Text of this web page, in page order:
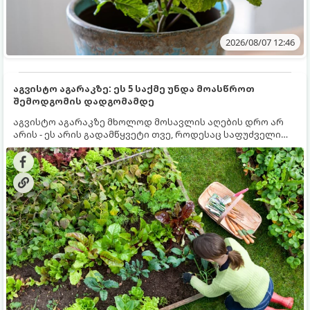
2026/08/07 12:46
აგვისტო აგარაკზე: ეს 5 საქმე უნდა მოასწროთ
შემოდგომის დადგომამდე
აგვისტო აგარაკზე მხოლოდ მოსავლის აღების დრო არ
არის - ეს არის გადამწყვეტი თვე, როდესაც საფუძველი
ეყრება მომავალი წლის მოსავალს და ბაღი მზადდება
შემოდგომა-ზამთრის სეზონისთვის. იმისათვის, რომ
ნიადაგმა ენერგია აღიდგინოს, ხოლო მცენარეებმა
ზამთარს გაუძლონ, აგვისტოს ბოლომდე 5
მნიშვნელოვანი საქმის გაკეთება უნდა მოასწროთ: